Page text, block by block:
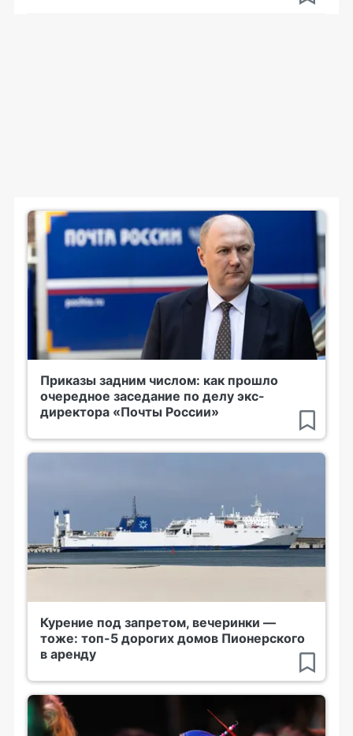
Приказы задним числом: как прошло
очередное заседание по делу экс-
директора «Почты России»
Курение под запретом, вечеринки —
тоже: топ-5 дорогих домов Пионерского
в аренду